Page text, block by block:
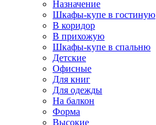
Назначение
Шкафы-купе в гостиную
В коридор
В прихожую
Шкафы-купе в спальню
Детские
Офисные
Для книг
Для одежды
На балкон
Форма
Высокие